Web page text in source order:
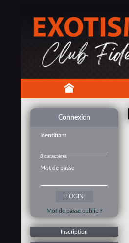
Connexion
Identifiant
8 caractères
Mot de passe
Mot de passe oublié ?
Inscription